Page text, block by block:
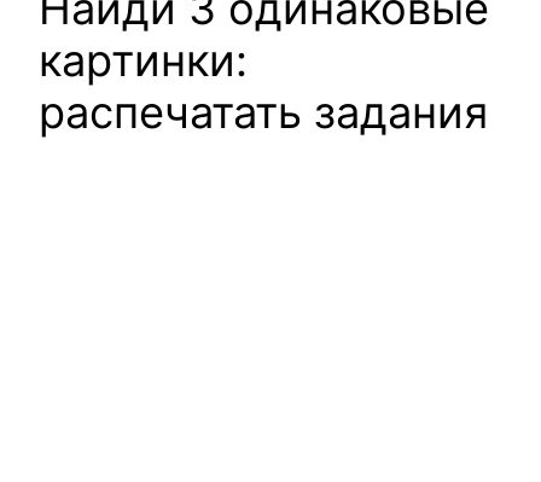
картинки:
распечатать задания